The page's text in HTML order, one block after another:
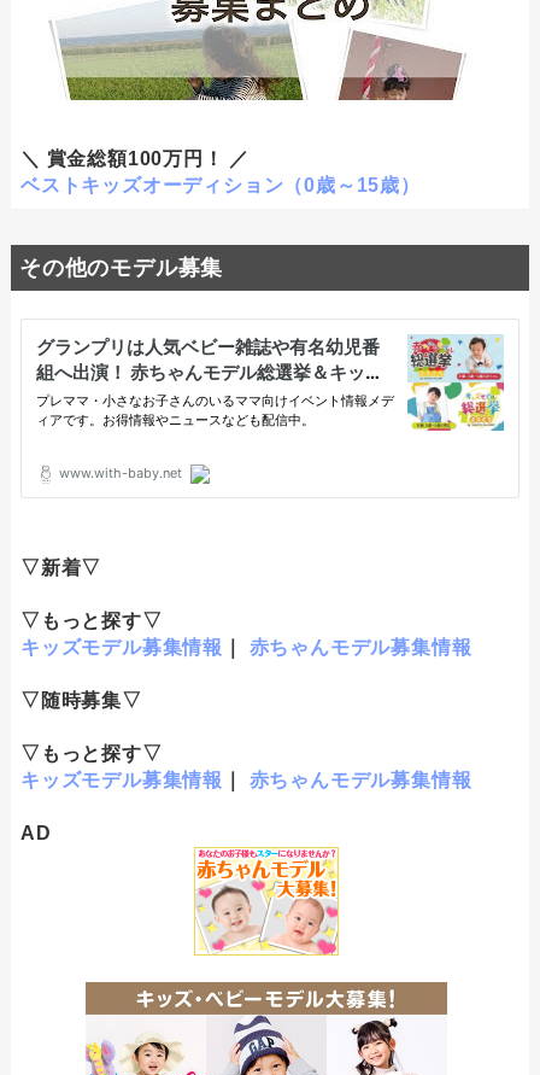
＼ 賞金総額100万円！ ／
ベストキッズオーディション（0歳～15歳）
その他のモデル募集
▽新着▽
▽もっと探す▽
キッズモデル募集情報
赤ちゃんモデル募集情報
▽随時募集▽
▽もっと探す▽
キッズモデル募集情報
赤ちゃんモデル募集情報
AD